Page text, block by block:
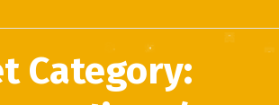
Category: